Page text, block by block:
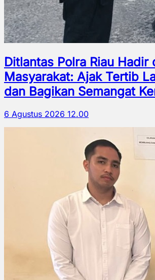
Ditlantas Polra Riau Hadir
Masyarakat: Ajak Tertib
dan Bagikan Semangat
6 Agustus 2026 12.00